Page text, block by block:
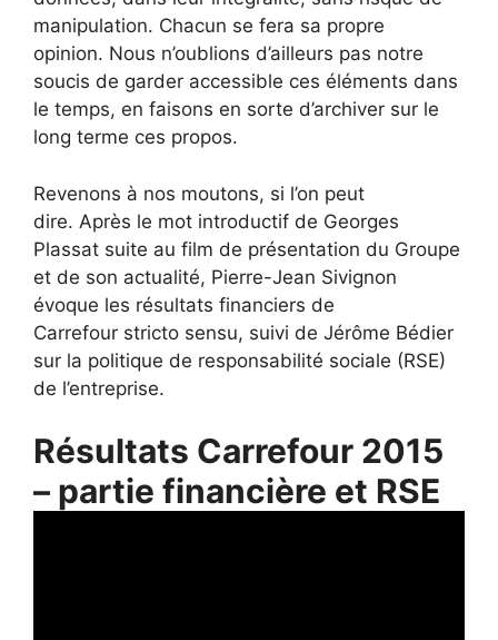
manipulation. Chacun se fera sa propre
opinion. Nous n’oublions d’ailleurs pas notre
soucis de garder accessible ces éléments dans
le temps, en faisons en sorte d’archiver sur le
long terme ces propos.
Revenons à nos moutons, si l’on peut
dire. Après le mot introductif de Georges
Plassat suite au film de présentation du Groupe
et de son actualité, Pierre-Jean Sivignon
évoque les résultats financiers de
Carrefour stricto sensu, suivi de Jérôme Bédier
sur la politique de responsabilité sociale (RSE)
de l’entreprise.
Résultats Carrefour 2015
– partie financière et RSE